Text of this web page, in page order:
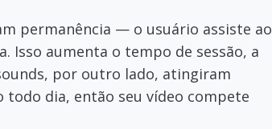
permanência — o usuário assiste ao
Isso aumenta o tempo de sessão, a
por outro lado, atingiram
todo dia, então seu vídeo compete